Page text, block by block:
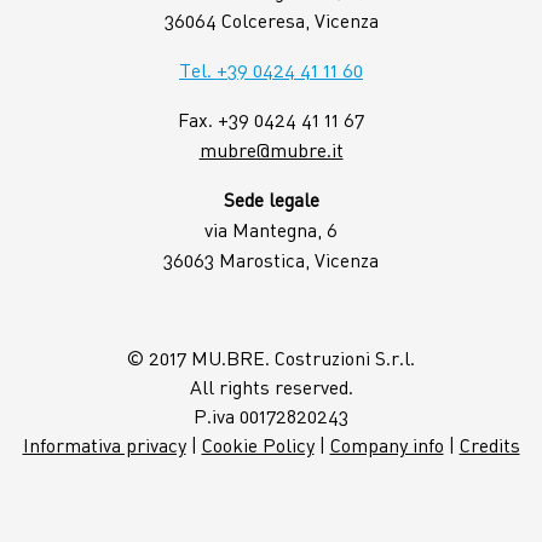
36064 Colceresa, Vicenza
Tel. +39 0424 41 11 60
Fax. +39 0424 41 11 67
mubre@mubre.it
Sede legale
via Mantegna, 6
36063 Marostica, Vicenza
© 2017 MU.BRE. Costruzioni S.r.l.
All rights reserved.
P.iva 00172820243
Informativa privacy| Cookie Policy| Company info Credits